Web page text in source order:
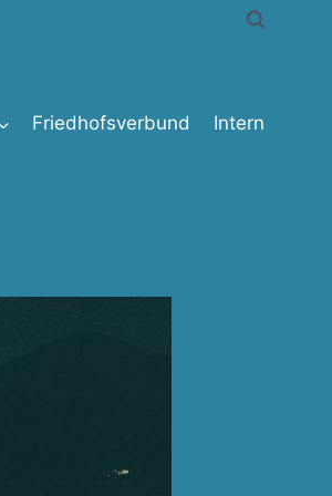
Friedhofsverbund Intern